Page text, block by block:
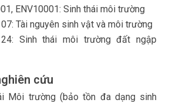
ENV10001: Sinh thái môi trường
Tài nguyên sinh vật và môi trường
Sinh thái môi trường đất ngập
cứu
Môi trường (bảo tồn đa dạng sinh